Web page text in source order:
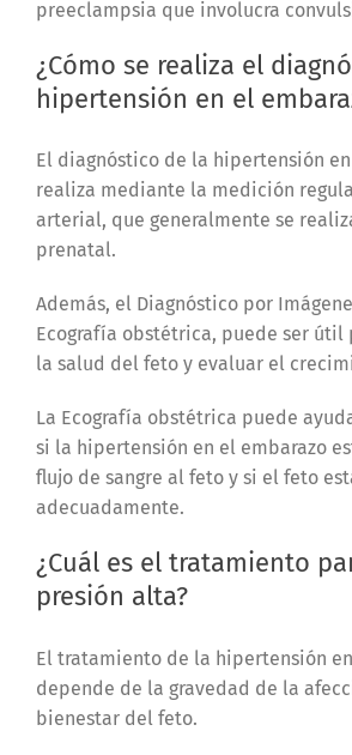
preeclampsia que involucra
¿Cómo se realiza el
hipertensión en el
El diagnóstico de la hipertensión
realiza mediante la medición
arterial, que generalmente se
prenatal.
Además, el Diagnóstico por
Ecografía obstétrica, puede ser útil
la salud del feto y evaluar el
La Ecografía obstétrica puede
si la hipertensión en el embarazo
flujo de sangre al feto y si el feto
adecuadamente.
¿Cuál es el tratamiento
presión alta?
El tratamiento de la hipertensión
depende de la gravedad de la
bienestar del feto.